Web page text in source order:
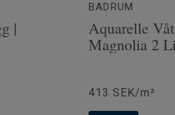
|
BADRUM
Aquarelle
Magnolia 2
413 SEK/m²